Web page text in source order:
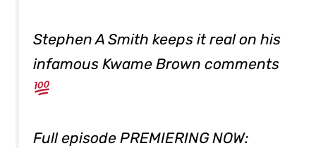
Stephen A Smith keeps it real on his
infamous Kwame Brown comments
Full episode PREMIERING NOW: